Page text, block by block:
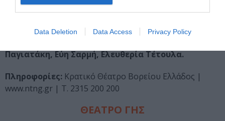
Data Deletion Data Access Privacy Policy
Γυναίκες της Τροίας:Μαριάννα Αβραμάκη, Νεφέλη
Βλάχου, Χρύσα Ζαφειριάδου, Ελένη Θυμιοπούλου,
Παγιατάκη, Εύη Σαρμή, Ελευθερία Τέτουλα.
Πληροφορίες: Κρατικό Θέατρο Βορείου Ελλάδος |
www.ntng.gr | Τ. 2315 200 200
ΘΕΑΤΡΟ ΓΗΣ